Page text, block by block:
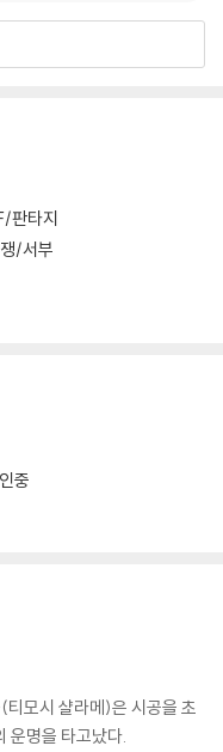
판타지
/서부
중
모시 샬라메)은 시공을 초
운명을 타고났다.